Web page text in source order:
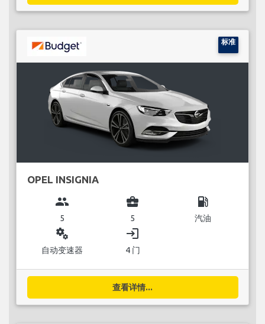
标准
OPEL INSIGNIA
group
5
business_center
5
local_gas_station
汽油
miscellaneous_services
自动变速器
login
4 门
查看详情...